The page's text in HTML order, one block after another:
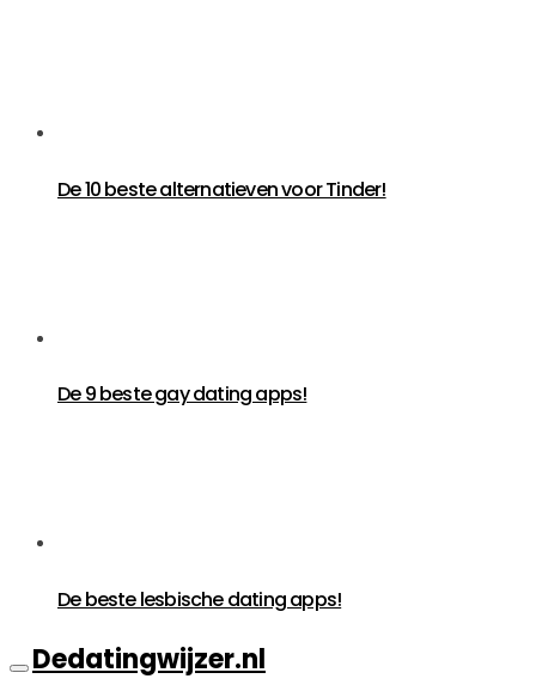
De 10 beste alternatieven voor Tinder!
De 9 beste gay dating apps!
De beste lesbische dating apps!
Dedatingwijzer.nl